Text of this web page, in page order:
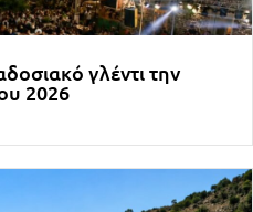
γλέντι την
2026